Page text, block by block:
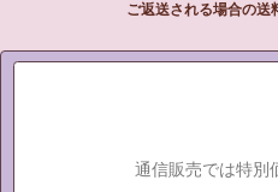
ご返送される場合の送
通信販売では特別